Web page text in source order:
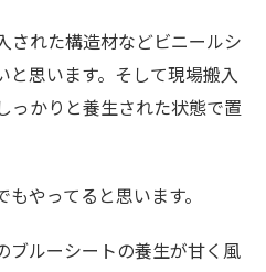
された構造材などビニールシ
と思います。そして現場搬入
っかりと養生された状態で置
やってると思います。
ブルーシートの養生が甘く風